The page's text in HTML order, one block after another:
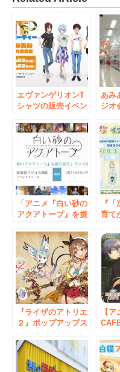
エヴァンゲリオンT
シャツの販売イベン
PARTY2021 with あ
みあみ秋葉原ラジオ
会館店』が、7月23
日(金)から開催!!
あみ
ジオ
案内
「アニメ『白い砂の
アクアトープ』を振
示のコーナーを、あ
みあみ秋葉原会館店
にて展開いたしま
す。
『
育て
が、
ラジ
ラ
開催！
『ライザのアトリエ
２』ポップアップス
葉原ラジオ会館店＆
オンラインショップ
にて開催！
【
ーム
がダ